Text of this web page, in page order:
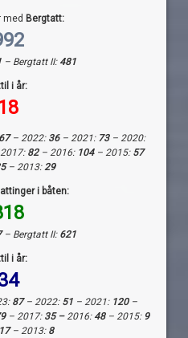
med Bergtatt:
– Bergtatt II:481
i år:
67– 2022: 36– 2021: 73– 2020:
82– 2016: 104– 2015: 57
– 2013:29
i båten:
– Bergtatt II: 621
i år:
87– 2022: 51– 2021: 120–
– 2017: 35 –2016:48– 2015: 9
17– 2013: 8